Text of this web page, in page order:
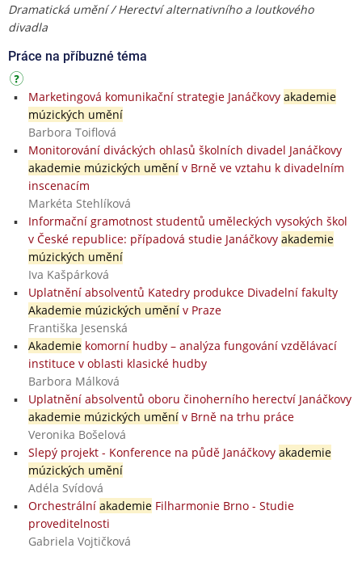
Dramatická umění / Herectví alternativního a loutkového
divadla
Práce na příbuzné téma
Marketingová komunikační strategie Janáčkovy akademie
múzických umění
Barbora Toiflová
Monitorování diváckých ohlasů školních divadel Janáčkovy
akademie múzických uměnív Brně ve vztahu k divadelním
inscenacím
Markéta Stehlíková
Informační gramotnost studentů uměleckých vysokých škol
v České republice: případová studie Janáčkovy akademie
múzických umění
Iva Kašpárková
Uplatnění absolventů Katedry produkce Divadelní fakulty
Akademie múzických uměnív Praze
Františka Jesenská
Akademiekomorní hudby – analýza fungování vzdělávací
instituce v oblasti klasické hudby
Barbora Málková
Uplatnění absolventů oboru činoherního herectví Janáčkovy
akademie múzických uměnív Brně na trhu práce
Veronika Bošelová
Slepý projekt - Konference na půdě Janáčkovy akademie
múzických umění
Adéla Svídová
Orchestrální akademieFilharmonie Brno - Studie
proveditelnosti
Gabriela Vojtičková